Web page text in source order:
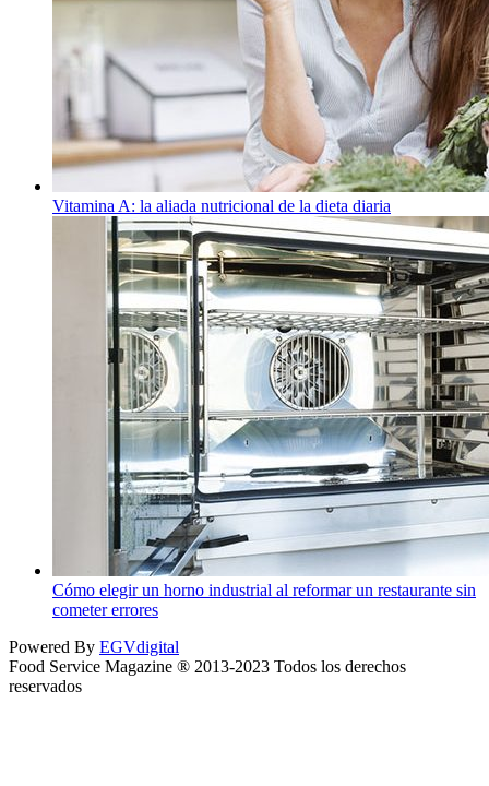
Vitamina A: la aliada nutricional de la dieta diaria
Cómo elegir un horno industrial al reformar un restaurante sin
cometer errores
Powered By EGVdigital
Food Service Magazine ® 2013-2023 Todos los derechos
reservados